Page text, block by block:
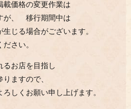
価格の変更作業は
が、 移行期間中は
じる場合がございます。
さい。
るお店を目指し
ますので、
しくお願い申し上げます。